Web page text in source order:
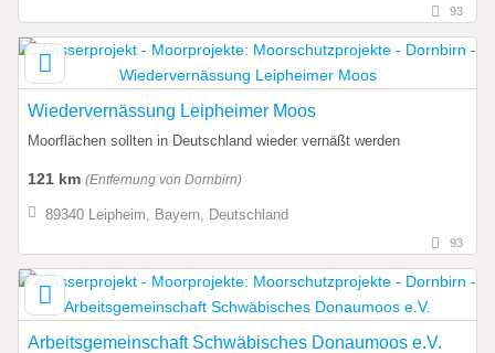
93
Wiedervernässung Leipheimer Moos
Moorflächen sollten in Deutschland wieder vernäßt werden
121 km (Entfernung von Dornbirn)
89340 Leipheim, Bayern, Deutschland
93
Arbeitsgemeinschaft Schwäbisches Donaumoos e.V.